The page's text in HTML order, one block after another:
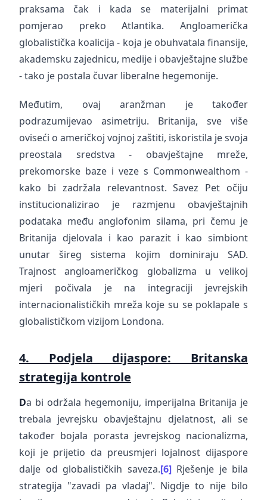
praksama čak i kada se materijalni primat
pomjerao preko Atlantika. Angloamerička
globalistička koalicija - koja je obuhvatala finansije,
akademsku zajednicu, medije i obavještajne službe
- tako je postala čuvar liberalne hegemonije.
Međutim, ovaj aranžman je također
podrazumijevao asimetriju. Britanija, sve više
oviseći o američkoj vojnoj zaštiti, iskoristila je svoja
preostala sredstva - obavještajne mreže,
prekomorske baze i veze s Commonwealthom -
kako bi zadržala relevantnost. Savez Pet očiju
institucionalizirao je razmjenu obavještajnih
podataka među anglofonim silama, pri čemu je
Britanija djelovala i kao parazit i kao simbiont
unutar šireg sistema kojim dominiraju SAD.
Trajnost angloameričkog globalizma u velikoj
mjeri počivala je na integraciji jevrejskih
internacionalističkih mreža koje su se poklapale s
globalističkom vizijom Londona.
4. Podjela dijaspore: Britanska
strategija kontrole
Da bi održala hegemoniju, imperijalna Britanija je
trebala jevrejsku obavještajnu djelatnost, ali se
također bojala porasta jevrejskog nacionalizma,
koji je prijetio da preusmjeri lojalnost dijaspore
dalje od globalističkih saveza.[6]Rješenje je bila
strategija "zavadi pa vladaj". Nigdje to nije bilo